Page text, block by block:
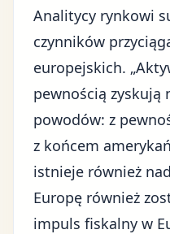
Analitycy rynkowi
czynników
europejskich.
pewnością zyskują
powodów: z
z końcem
istnieje również
Europę również
impuls fiskalny w